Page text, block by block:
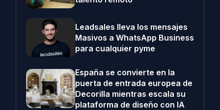
Leadsales lleva los mensajes
Masivos a WhatsApp Business
para cualquier pyme
España se convierte en la
puerta de entrada europea de
Decorilla mientras escala su
plataforma de diseño con IA